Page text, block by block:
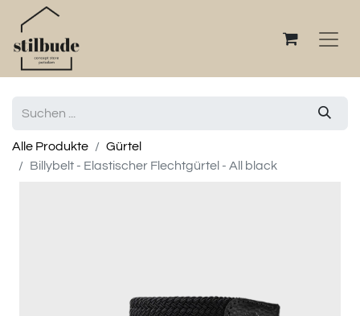
Alle Produkte
Gürtel
Billybelt - Elastischer Flechtgürtel - All black